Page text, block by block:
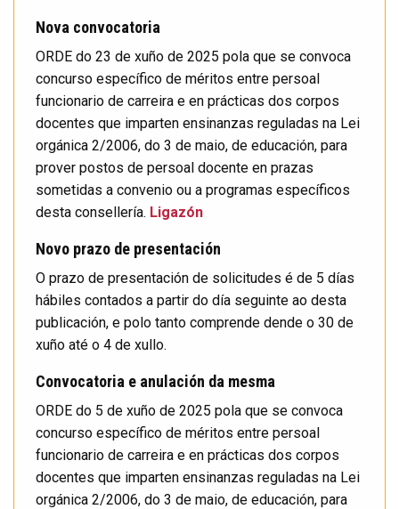
Nova convocatoria
ORDE do 23 de xuño de 2025 pola que se convoca
concurso específico de méritos entre persoal
funcionario de carreira e en prácticas dos corpos
docentes que imparten ensinanzas reguladas na Lei
orgánica 2/2006, do 3 de maio, de educación, para
prover postos de persoal docente en prazas
sometidas a convenio ou a programas específicos
desta consellería. Ligazón
Novo prazo de presentación
O prazo de presentación de solicitudes é de 5 días
hábiles contados a partir do día seguinte ao desta
publicación, e polo tanto comprende dende o 30 de
xuño até o 4 de xullo.
Convocatoria e anulación da mesma
ORDE do 5 de xuño de 2025 pola que se convoca
concurso específico de méritos entre persoal
funcionario de carreira e en prácticas dos corpos
docentes que imparten ensinanzas reguladas na Lei
orgánica 2/2006, do 3 de maio, de educación, para